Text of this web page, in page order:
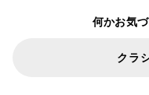
何かお気
クラ